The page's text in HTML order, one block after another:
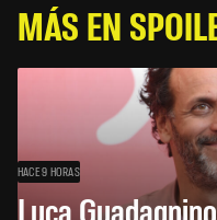
MÁS EN
HACE 9 HORAS
Luca